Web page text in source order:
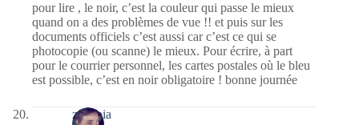
pour lire , le noir, c’est la couleur qui passe le mieux
quand on a des problèmes de vue !! et puis sur les
documents officiels c’est aussi car c’est ce qui se
photocopie (ou scanne) le mieux. Pour écrire, à part
pour le courrier personnel, les cartes postales où le bleu
est possible, c’est en noir obligatoire ! bonne journée
zenopia